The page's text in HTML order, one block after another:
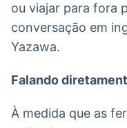
ou viajar para fora
conversação em
Yazawa.
Falando
À medida que as